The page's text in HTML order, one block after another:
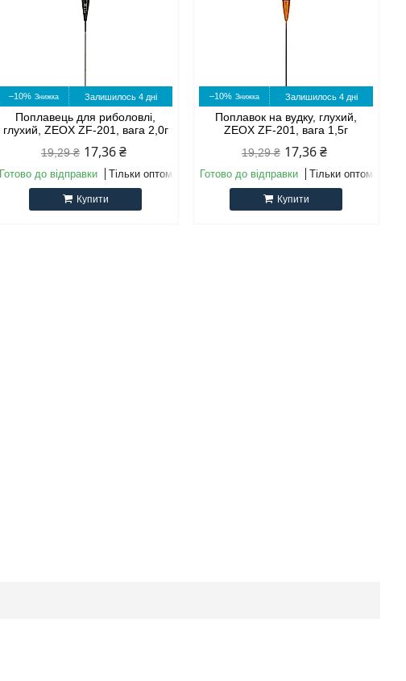
–10% Залишилось 4 дні
Поплавець для риболовлі,
глухий, ZEOX ZF-201, вага 2,0г
19,29 ₴ 17,36 ₴
Готово до відправки Тільки оптом
Купити
–10% Залишилось 4 дні
Поплавок на вудку, глухий,
ZEOX ZF-201, вага 1,5г
19,29 ₴ 17,36 ₴
Готово до відправки Тільки оптом
Купити